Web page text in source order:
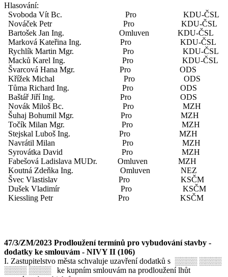
Hlasování:
Svoboda Vít Bc. Pro KDU-ČSL
Nováček Petr Pro KDU-ČSL
Bartošek Jan Ing. Omluven KDU-ČSL
Marková Kateřina Ing. Pro KDU-ČSL
Rychlík Martin Mgr. Pro KDU-ČSL
Macků Karel Ing. Pro KDU-ČSL
Švarcová Hana Mgr. Pro ODS
Křížek Michal Pro ODS
Tůma Richard Ing. Pro ODS
Baštář Jiří Ing. Pro ODS
Novák Miloš Bc. Pro MZH
Šuhaj Bohumil Mgr. Pro MZH
Točík Milan Mgr. Pro MZH
Stejskal Luboš Ing. Pro MZH
Navrátil Milan Pro MZH
Syrovátka David Pro MZH
Fabešová Ladislava MUDr. Omluven MZH
Koutná Zdeňka Ing. Omluven NEZ
Švec Vlastislav Pro KSČM
Dušek Vladimír Pro KSČM
Kiessling Petr Pro KSČM
47/3/ZM/2023 Prodloužení termínů pro vybudování stavby -
dodatky ke smlouvám - NIVY II (106)
I. Zastupitelstvo města schvaluje uzavření dodatků s ░░░░ ░░░░
░░░░ ░░░░ ke kupním smlouvám na prodloužení lhůt